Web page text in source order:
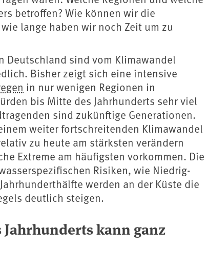
betroffen? Wie können wir die
lange haben wir noch Zeit um zu
Deutschland sind vom Klimawandel
Bisher zeigt sich eine intensive
in nur wenigen Regionen in
bis Mitte des Jahrhunderts sehr viel
sind zukünftige Generationen.
weiter fortschreitenden Klimawandel
zu heute am stärksten verändern
Extreme am häufigsten vorkommen. Die
Risiken, wie Niedrig-
werden an der Küste die
deutlich steigen.
kann ganz